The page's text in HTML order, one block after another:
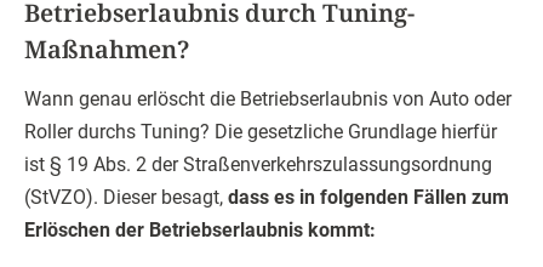
Betriebserlaubnis durch Tuning-
Maßnahmen?
Wann genau erlöscht die Betriebserlaubnis von Auto oder
Roller durchs Tuning? Die gesetzliche Grundlage hierfür
ist § 19 Abs. 2 der Straßenverkehrszulassungsordnung
(StVZO). Dieser besagt, dass es in folgenden Fällen zum
Erlöschen der Betriebserlaubnis kommt: